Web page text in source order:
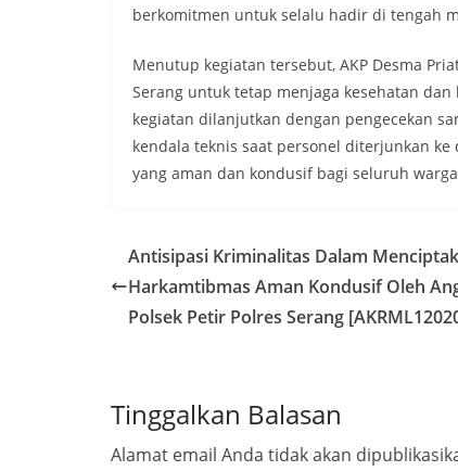
berkomitmen untuk selalu hadir di tengah
Menutup kegiatan tersebut, AKP Desma
Serang untuk tetap menjaga kesehatan
kegiatan dilanjutkan dengan pengecekan
kendala teknis saat personel diterjunkan
yang aman dan kondusif bagi seluruh
Antisipasi Kriminalitas Dalam
Harkamtibmas Aman Kondusif Oleh
Polsek Petir Polres Serang
Tinggalkan Balasan
Alamat email Anda tidak akan